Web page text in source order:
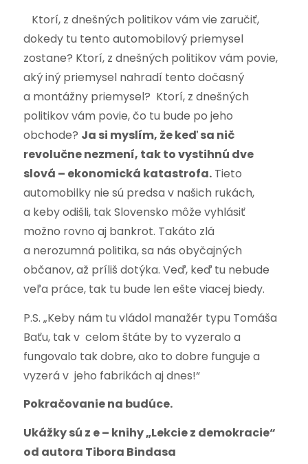
Ktorí, z dnešných politikov vám vie zaručiť,
dokedy tu tento automobilový priemysel
zostane? Ktorí, z dnešných politikov vám povie,
aký iný priemysel nahradí tento dočasný
a montážny priemysel? Ktorí, z dnešných
politikov vám povie, čo tu bude po jeho
obchode? Ja si myslím, že keď sa nič
revolučne nezmení, tak to vystihnú dve
slová – ekonomická katastrofa.Tieto
automobilky nie sú predsa v našich rukách,
a keby odišli, tak Slovensko môže vyhlásiť
možno rovno aj bankrot. Takáto zlá
a nerozumná politika, sa nás obyčajných
občanov, až príliš dotýka. Veď, keď tu nebude
veľa práce, tak tu bude len ešte viacej biedy.
P.S. „Keby nám tu vládol manažér typu Tomáša
Baťu, tak v celom štáte by to vyzeralo a
fungovalo tak dobre, ako to dobre funguje a
vyzerá v jeho fabrikách aj dnes!“
Pokračovanie na budúce.
Ukážky sú z e – knihy „Lekcie z demokracie“
od autora Tibora Bindasa